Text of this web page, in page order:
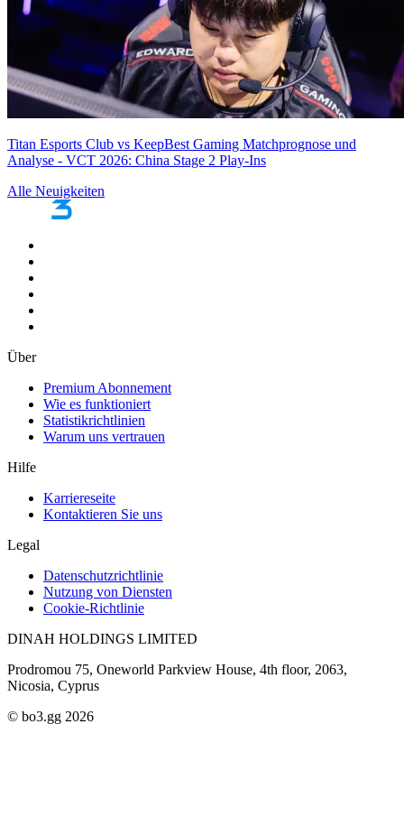
Titan Esports Club vs KeepBest Gaming Matchprognose und
Analyse - VCT 2026: China Stage 2 Play-Ins
Alle Neuigkeiten
Über
Premium Abonnement
Wie es funktioniert
Statistikrichtlinien
Warum uns vertrauen
Hilfe
Karriereseite
Kontaktieren Sie uns
Legal
Datenschutzrichtlinie
Nutzung von Diensten
Cookie-Richtlinie
DINAH HOLDINGS LIMITED
Prodromou 75, Oneworld Parkview House, 4th floor, 2063,
Nicosia, Cyprus
© bo3.gg 2026